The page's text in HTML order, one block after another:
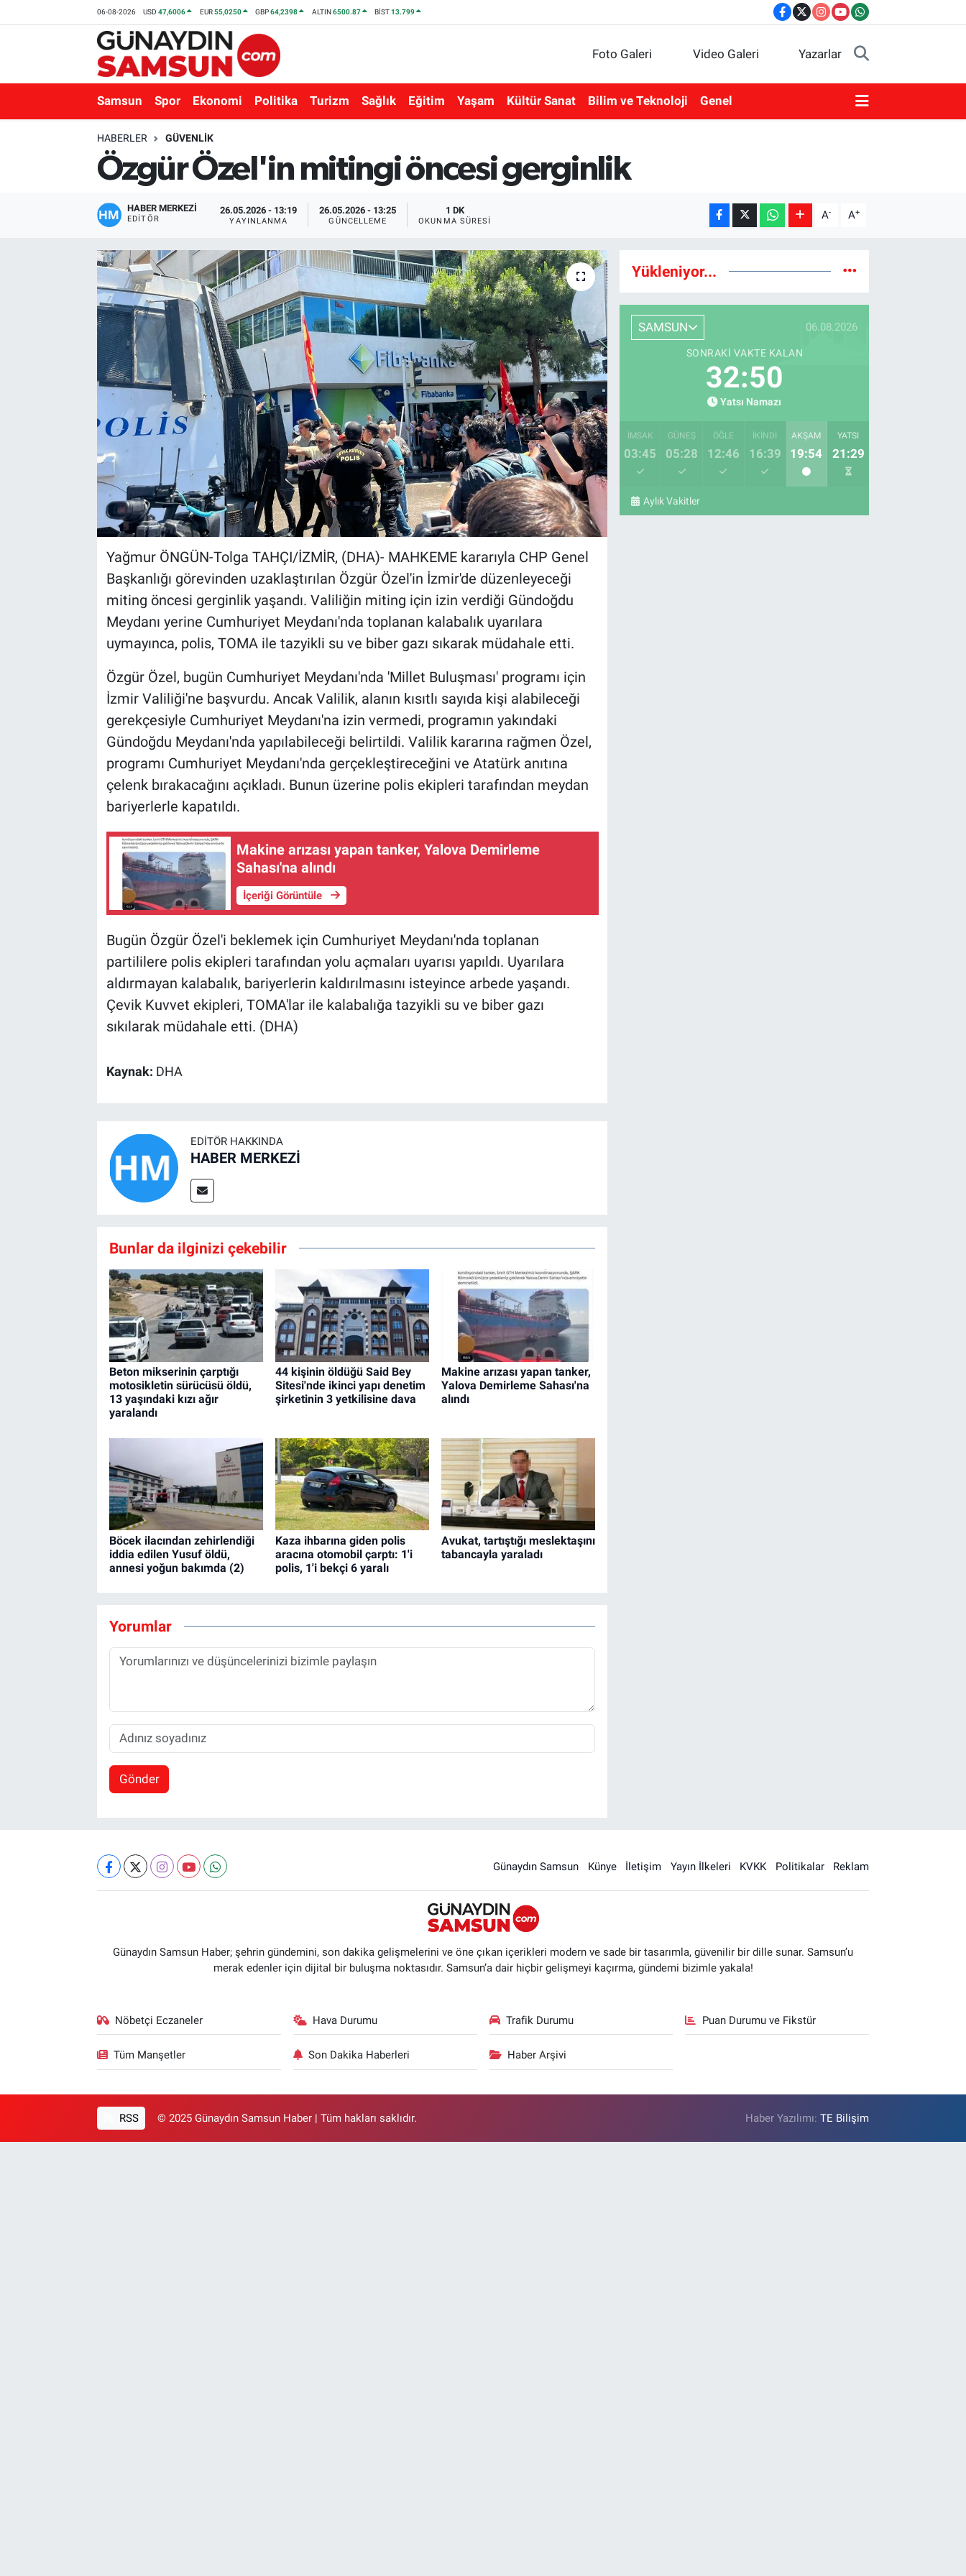
06-08-2026 USD47,6006 EUR55,0250 GBP64,2398 ALTIN6500.87 BİST13.799
Foto Galeri Video Galeri Yazarlar
Samsun Spor Ekonomi Politika Turizm Sağlık Eğitim Yaşam Kültür Sanat Bilim ve Teknoloji Genel
HABERLER GÜVENLIK
Özgür Özel'in mitingi öncesi gerginlik
HABER MERKEZİ
EDITÖR
26.05.2026 - 13:19
YAYINLANMA
26.05.2026 - 13:25
GÜNCELLEME
1 DK
OKUNMA SÜRESI A- A+
Yağmur ÖNGÜN-Tolga TAHÇI/İZMİR, (DHA)- MAHKEME kararıyla CHP Genel
Başkanlığı görevinden uzaklaştırılan Özgür Özel'in İzmir'de düzenleyeceği
miting öncesi gerginlik yaşandı. Valiliğin miting için izin verdiği Gündoğdu
Meydanı yerine Cumhuriyet Meydanı'nda toplanan kalabalık uyarılara
uymayınca, polis, TOMA ile tazyikli su ve biber gazı sıkarak müdahale etti.
Özgür Özel, bugün Cumhuriyet Meydanı'nda 'Millet Buluşması' programı için
İzmir Valiliği'ne başvurdu. Ancak Valilik, alanın kısıtlı sayıda kişi alabileceği
gerekçesiyle Cumhuriyet Meydanı'na izin vermedi, programın yakındaki
Gündoğdu Meydanı'nda yapılabileceği belirtildi. Valilik kararına rağmen Özel,
programı Cumhuriyet Meydanı'nda gerçekleştireceğini ve Atatürk anıtına
çelenk bırakacağını açıkladı. Bunun üzerine polis ekipleri tarafından meydan
bariyerlerle kapatıldı.
Makine arızası yapan tanker, Yalova Demirleme
Sahası'na alındı
İçeriği Görüntüle
Bugün Özgür Özel'i beklemek için Cumhuriyet Meydanı'nda toplanan
partililere polis ekipleri tarafından yolu açmaları uyarısı yapıldı. Uyarılara
aldırmayan kalabalık, bariyerlerin kaldırılmasını isteyince arbede yaşandı.
Çevik Kuvvet ekipleri, TOMA'lar ile kalabalığa tazyikli su ve biber gazı
sıkılarak müdahale etti. (DHA)
Kaynak: DHA
EDITÖR HAKKINDA
HABER MERKEZİ
Bunlar da ilginizi çekebilir
Beton mikserinin çarptığı
motosikletin sürücüsü öldü,
13 yaşındaki kızı ağır
yaralandı
44 kişinin öldüğü Said Bey
Sitesi'nde ikinci yapı denetim
şirketinin 3 yetkilisine dava
Makine arızası yapan tanker,
Yalova Demirleme Sahası'na
alındı
Böcek ilacından zehirlendiği
iddia edilen Yusuf öldü,
annesi yoğun bakımda (2)
Kaza ihbarına giden polis
aracına otomobil çarptı: 1'i
polis, 1'i bekçi 6 yaralı
Avukat, tartıştığı meslektaşını
tabancayla yaraladı
Yorumlar
Gönder
Yükleniyor...
SAMSUN 06.08.2026
SONRAKI VAKTE KALAN
32:49
Yatsı Namazı
İMSAK
03:45
GÜNEŞ
05:28
ÖĞLE
12:46
İKINDI
16:39
AKŞAM
19:54
YATSI
21:29
Aylık Vakitler
Günaydın Samsun Künye İletişim Yayın İlkeleri KVKK Politikalar Reklam
Günaydın Samsun Haber; şehrin gündemini, son dakika gelişmelerini ve öne çıkan içerikleri modern ve sade bir tasarımla, güvenilir bir dille sunar. Samsun’u
merak edenler için dijital bir buluşma noktasıdır. Samsun’a dair hiçbir gelişmeyi kaçırma, gündemi bizimle yakala!
Nöbetçi Eczaneler Hava Durumu Trafik Durumu Puan Durumu ve Fikstür
Tüm Manşetler Son Dakika Haberleri Haber Arşivi
RSS © 2025 Günaydın Samsun Haber | Tüm hakları saklıdır. Haber Yazılımı:TE Bilişim
Kültür Sanat
Bilim ve Teknoloji
Nöbetçi Eczaneler
Süper Lig Puan Durumu ve Fikstür
Tüm Manşetler